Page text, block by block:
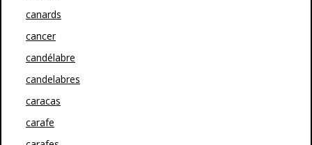
canards
cancer
candélabre
candelabres
caracas
carafe